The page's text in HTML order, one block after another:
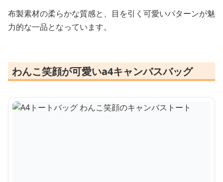
布製素材の柔らかな質感と、目を引く可愛いパターンが魅
力的な一品となっています。
わんこ笑顔が可愛いa4キャンバスバッグ